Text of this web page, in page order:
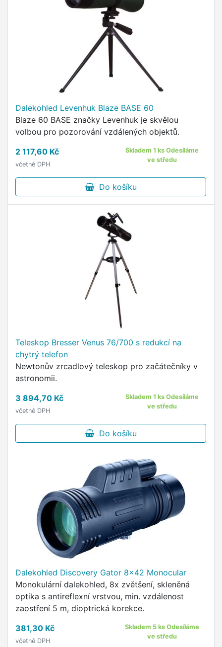
Dalekohled Levenhuk Blaze BASE 60
Blaze 60 BASE značky Levenhuk je skvělou
volbou pro pozorování vzdálených objektů.
2 117,60 Kč
včetně DPH
Skladem 1 ks Odesíláme
ve středu
Do košíku
Teleskop Bresser Venus 76/700 s redukcí na
chytrý telefon
Newtonův zrcadlový teleskop pro začátečníky v
astronomii.
3 894,70 Kč
včetně DPH
Skladem 1 ks Odesíláme
ve středu
Do košíku
Dalekohled Discovery Gator 8x42 Monocular
Monokulární dalekohled, 8x zvětšení, skleněná
optika s antireflexní vrstvou, min. vzdálenost
zaostření 5 m, dioptrická korekce.
381,30 Kč
včetně DPH
Skladem 5 ks Odesíláme
ve středu